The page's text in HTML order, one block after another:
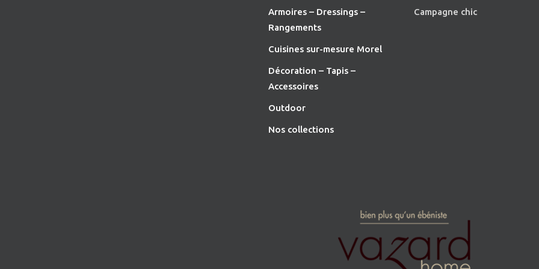
Armoires – Dressings –
Rangements
Cuisines sur-mesure Morel
Décoration – Tapis –
Accessoires
Outdoor
Nos collections
Campagne chic